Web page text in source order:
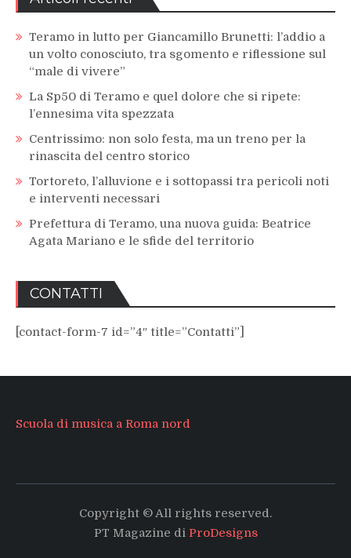
Teramo in lutto per Giancamillo Brunetti: l’addio a
un volto conosciuto, tra sgomento e riflessione sul
“male di vivere”
La Sp50 di Teramo e quel dolore che si ripete:
l’ennesima vita spezzata
Centrissimo: non solo festa, ma un treno per la
rinascita del centro storico
Tortoreto, l’alluvione e i sottopassi tra pericoli noti
e interventi necessari
Prefettura di Teramo, una nuova guida: Beatrice
Agata Mariano e le sfide del territorio
CONTATTI
[contact-form-7 id=”4″ title=”Contatti”]
Scuola di musica a Roma nord
Copyright © All rights reserved.
PT Magazine di ProDesigns